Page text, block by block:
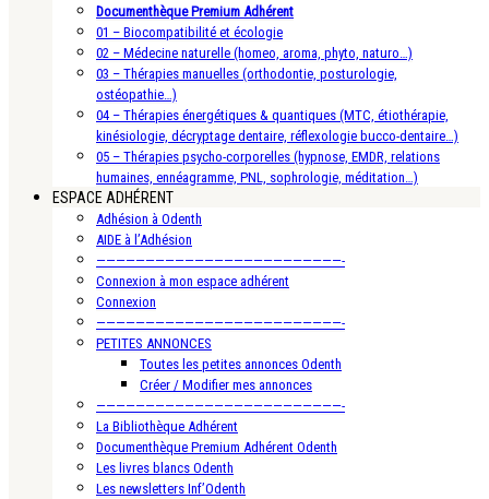
Documenthèque Premium Adhérent
01 – Biocompatibilité et écologie
02 – Médecine naturelle (homeo, aroma, phyto, naturo…)
03 – Thérapies manuelles (orthodontie, posturologie,
ostéopathie…)
04 – Thérapies énergétiques & quantiques (MTC, étiothérapie,
kinésiologie, décryptage dentaire, réflexologie bucco-dentaire…)
05 – Thérapies psycho-corporelles (hypnose, EMDR, relations
humaines, ennéagramme, PNL, sophrologie, méditation…)
ESPACE ADHÉRENT
Adhésion à Odenth
AIDE à l’Adhésion
—————————————————————————-
Connexion à mon espace adhérent
Connexion
—————————————————————————-
PETITES ANNONCES
Toutes les petites annonces Odenth
Créer / Modifier mes annonces
—————————————————————————-
La Bibliothèque Adhérent
Documenthèque Premium Adhérent Odenth
Les livres blancs Odenth
Les newsletters Inf’Odenth